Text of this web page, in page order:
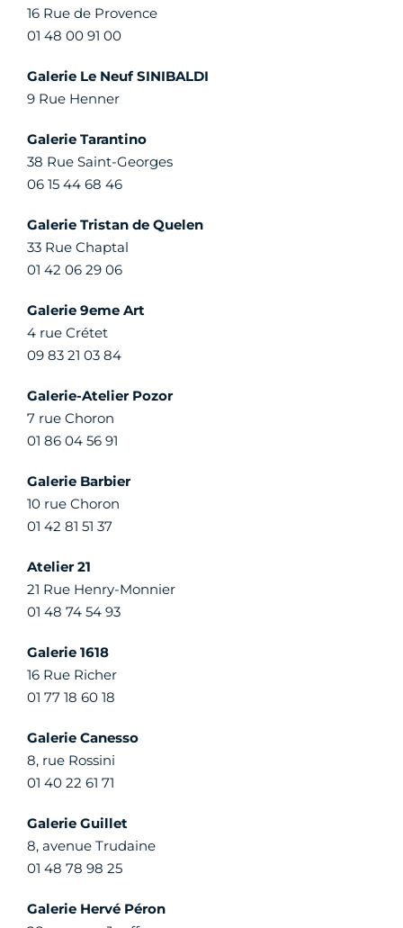
16 Rue de Provence
01 48 00 91 00
Galerie Le Neuf SINIBALDI
9 Rue Henner
Galerie Tarantino
38 Rue Saint-Georges
06 15 44 68 46
Galerie Tristan de Quelen
33 Rue Chaptal
01 42 06 29 06
Galerie 9eme Art
4 rue Crétet
09 83 21 03 84
Galerie-Atelier Pozor
7 rue Choron
01 86 04 56 91
Galerie Barbier
10 rue Choron
01 42 81 51 37
Atelier 21
21 Rue Henry-Monnier
01 48 74 54 93
Galerie 1618
16 Rue Richer
01 77 18 60 18
Galerie Canesso
8, rue Rossini
01 40 22 61 71
Galerie Guillet
8, avenue Trudaine
01 48 78 98 25
Galerie Hervé Péron